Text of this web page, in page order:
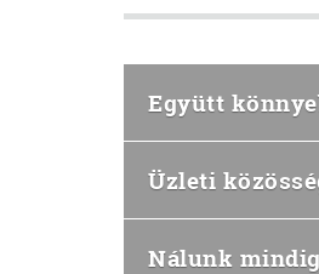
Együtt
Üzleti
Nálunk